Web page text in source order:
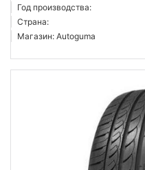
Год производства:
Страна:
Магазин: Autoguma